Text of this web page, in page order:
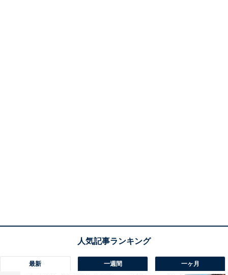
最新 一週間 一ヶ月